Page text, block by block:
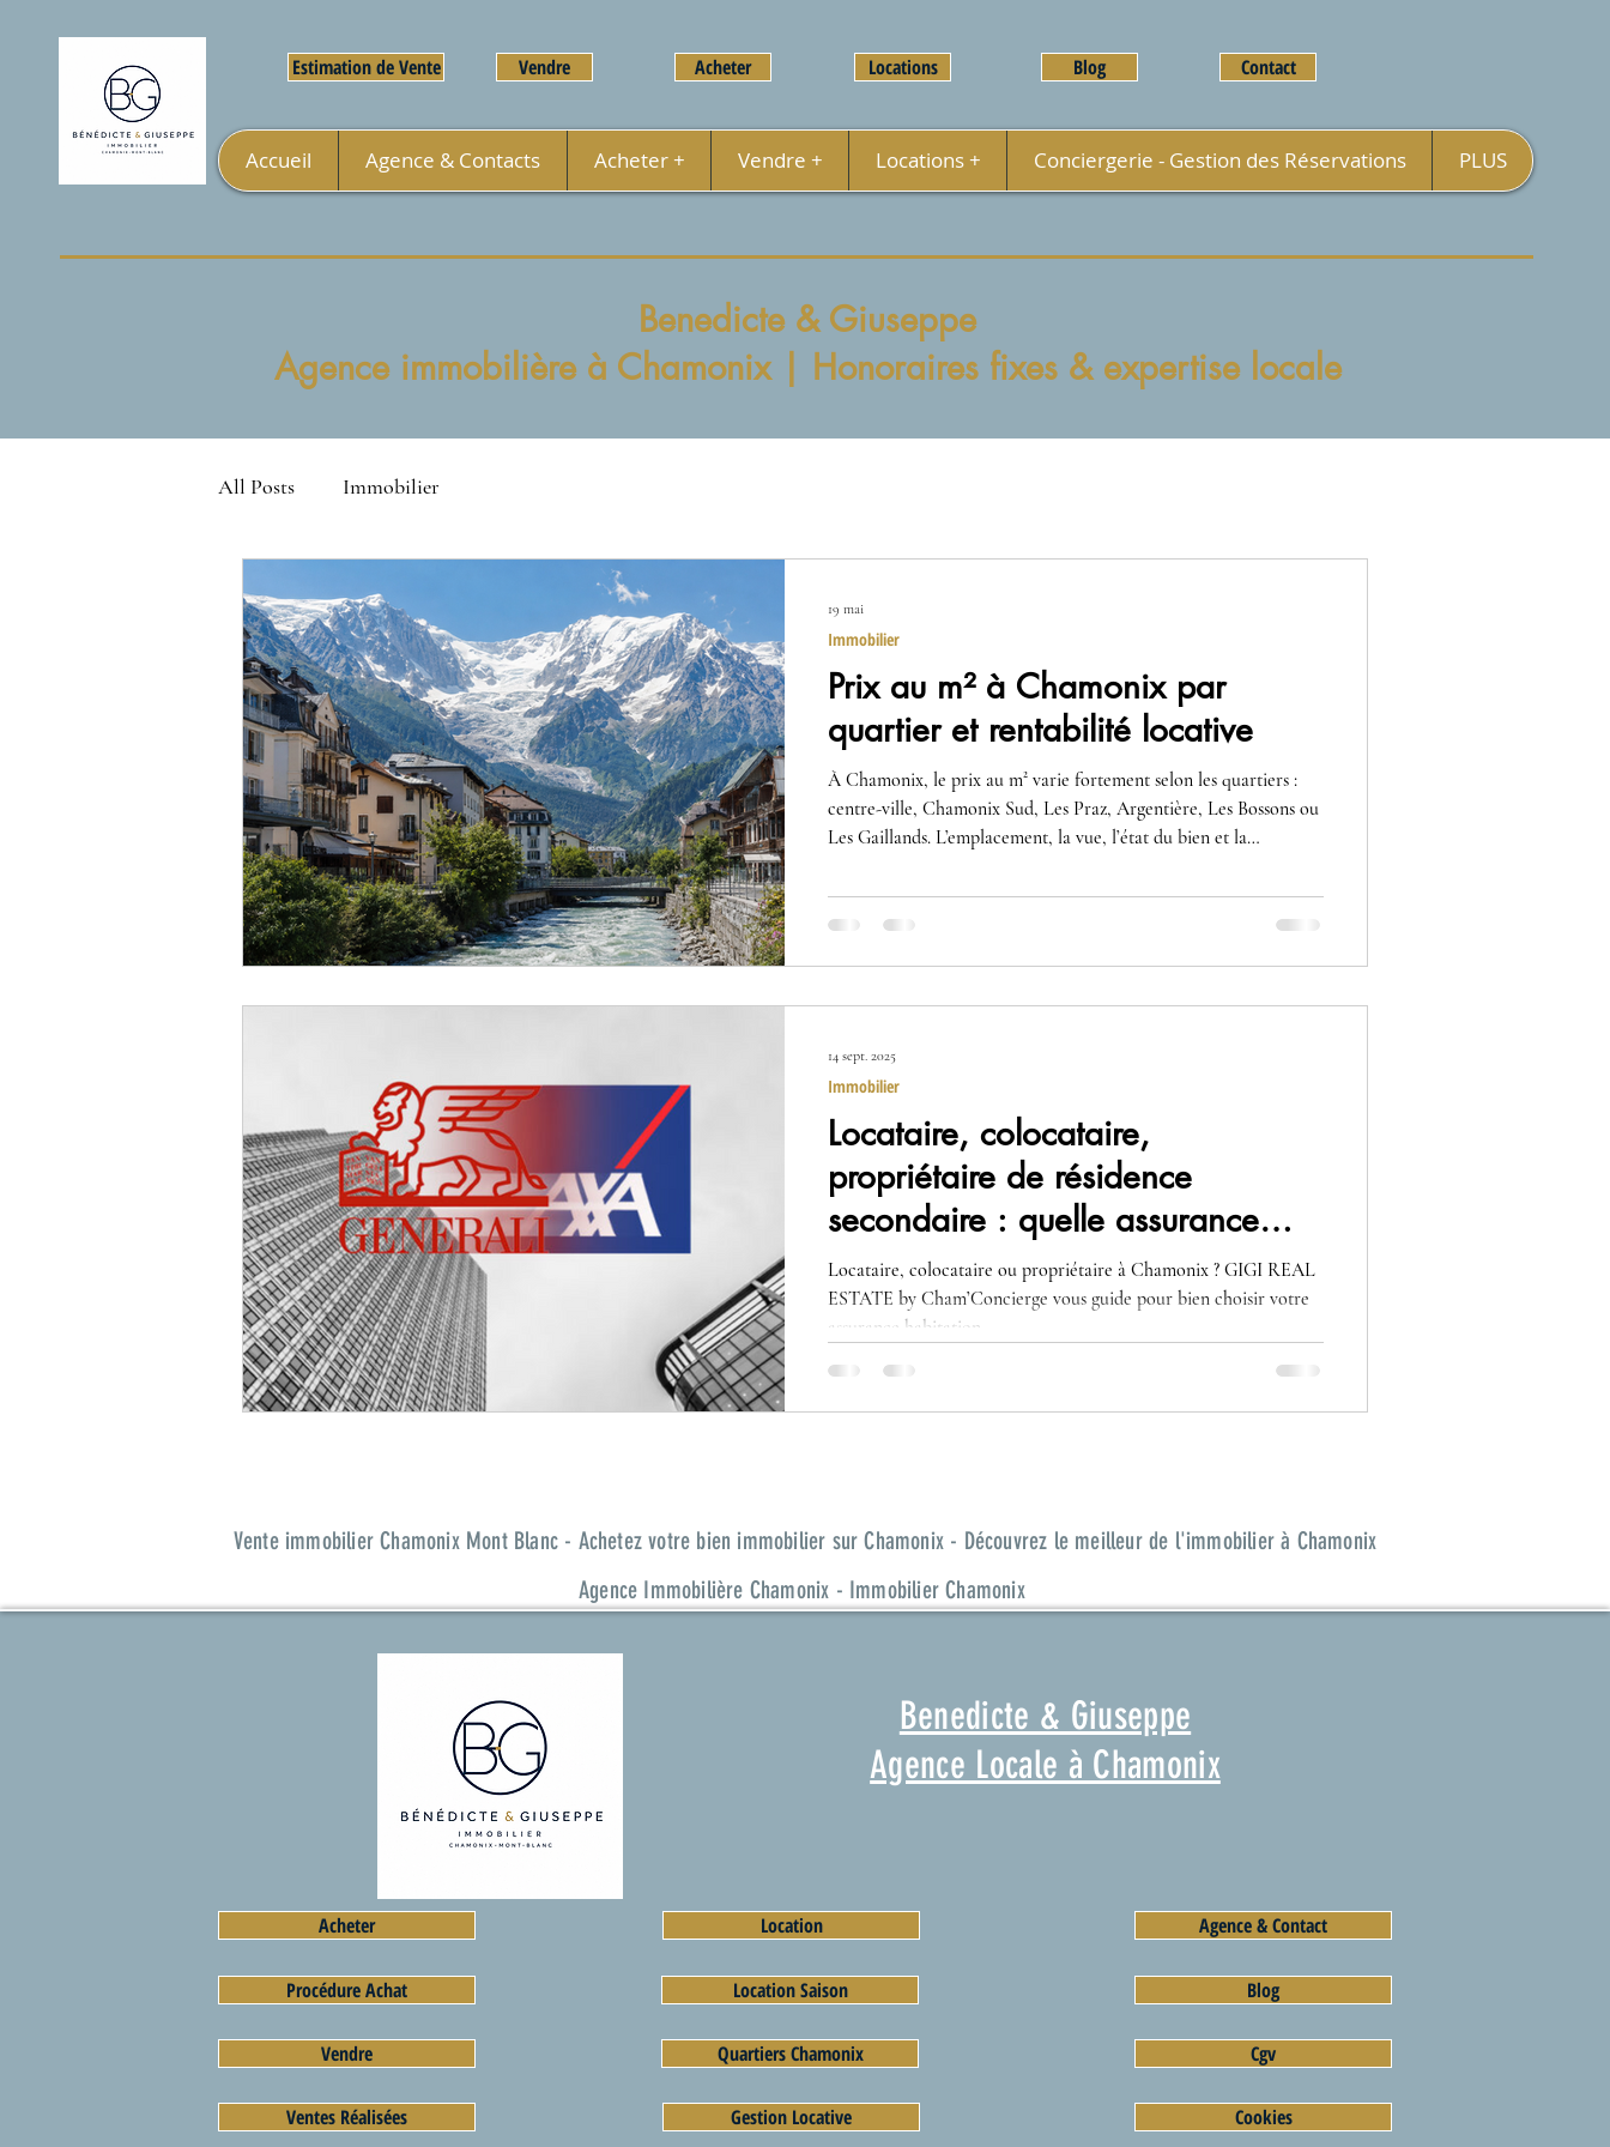
Estimation de Vente Vendre Acheter Locations Blog Contact
Accueil Agence & Contacts Acheter + Vendre + Locations + Conciergerie - Gestion des Réservations PLUS
Benedicte & Giuseppe
Agence immobilière à Chamonix | Honoraires fixes & expertise locale
All Posts Immobilier
Prix au m² à Chamonix par
quartier et rentabilité locative
À Chamonix, le prix au m² varie fortement selon les quartiers :
centre-ville, Chamonix Sud, Les Praz, Argentière, Les Bossons ou
Les Gaillands. L’emplacement, la vue, l’état du bien et la
locative. Pour investir intelligemment, il faut analyser le potentiel
réel du bien, pas seulement son prix d’achat.
Immobilier
19 mai
Locataire, colocataire,
propriétaire de résidence
secondaire : quelle assurance
habitation souscrire à Chamonix
?
Locataire, colocataire ou propriétaire à Chamonix ? GIGI REAL
ESTATE by Cham’Concierge vous guide pour bien choisir votre
assurance habitation.
Immobilier
14 sept. 2025
Vente immobilier Chamonix Mont Blanc - Achetez votre bien immobilier sur Chamonix - Découvrez le meilleur de l'immobilier à Chamonix
Agence Immobilière Chamonix - Immobilier Chamonix
Acheter
Procédure Achat
Vendre
Ventes Réalisées
Benedicte & Giuseppe
Agence Locale à Chamonix
Location
Location Saison
Quartiers Chamonix
Gestion Locative
Agence & Contact
Blog
Cgv
Cookies